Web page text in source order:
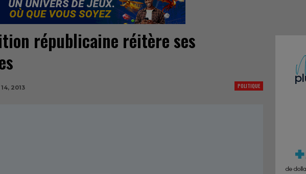
républicaine réitère ses
POLITIQUE
2013